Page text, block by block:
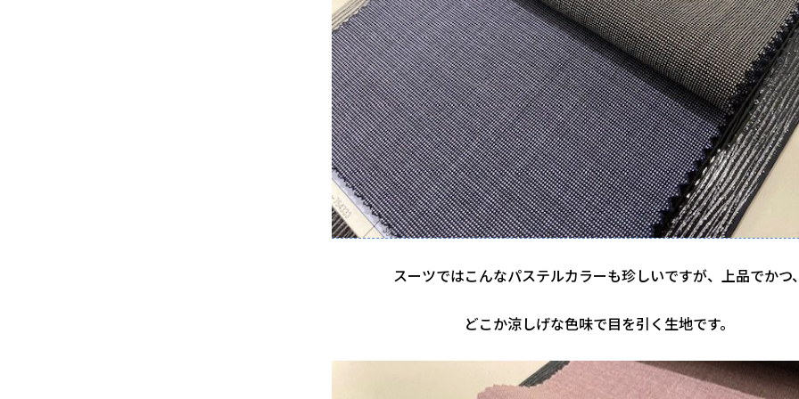
スーツではこんなパステルカラーも珍しいですが、上品でかつ
どこか涼しげな色味で目を引く生地です。